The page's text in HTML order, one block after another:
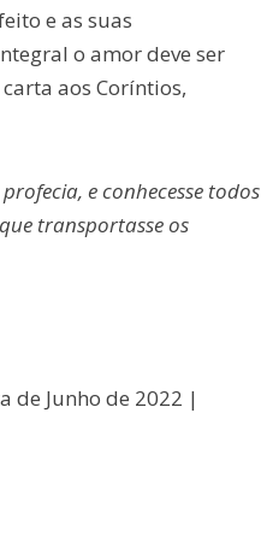
e as suas
o amor deve ser
aos Coríntios,
e conhecesse todos
transportasse os
de Junho de 2022 |